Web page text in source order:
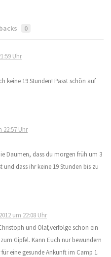
0
Uhr
keine 19 Stunden! Passt schön auf
22:57 Uhr
Daumen, dass du morgen früh um 3
und dass ihr keine 19 Stunden bis zu
um 22:08 Uhr
und Olaf,verfolge schon ein
Gipfel. Kann Euch nur bewundern
eine gesunde Ankunft im Camp 1.